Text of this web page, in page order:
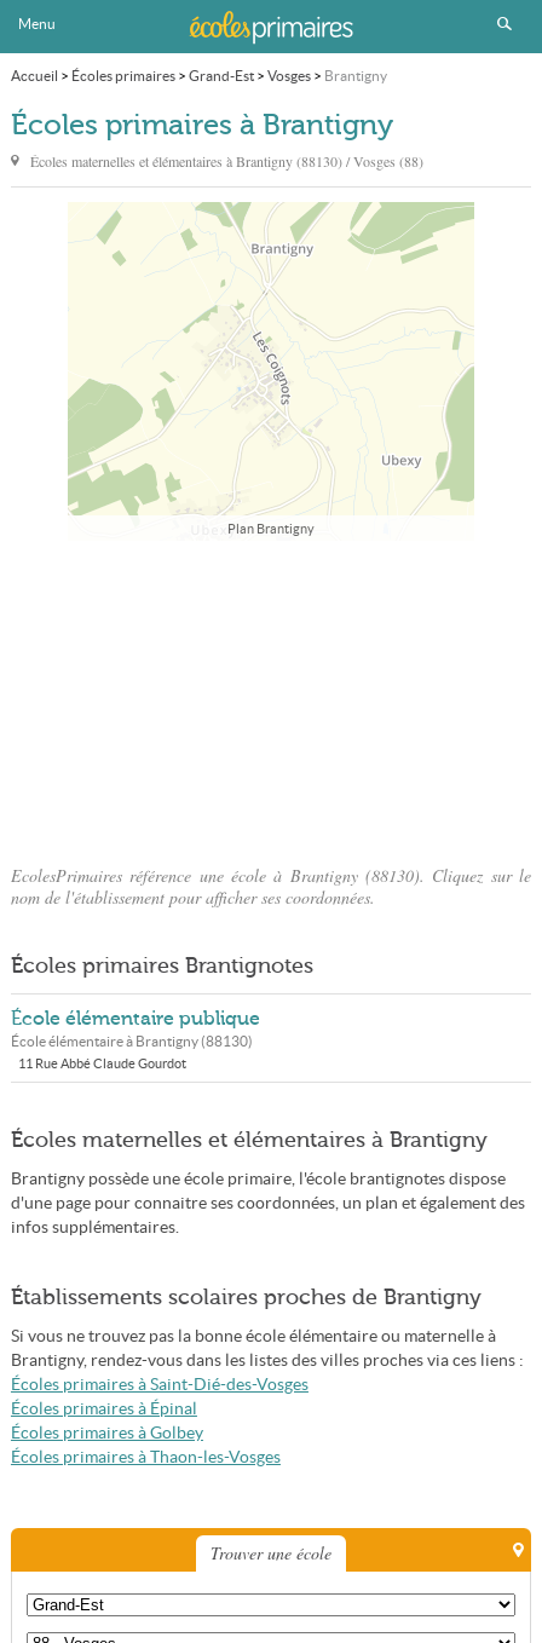
Menu
Accueil > Écoles primaires> Grand-Est> Vosges> Brantigny
Écoles primaires à Brantigny
Écoles maternelles et élémentaires àBrantigny(88130) / Vosges (88)
Plan Brantigny
EcolesPrimaires référence une école à Brantigny (88130). Cliquez sur le
nom de l'établissement pour afficher ses coordonnées.
Écoles primaires Brantignotes
École élémentaire publique
École élémentaire à Brantigny(88130)
11 Rue Abbé Claude Gourdot
Écoles maternelles et élémentaires à Brantigny
Brantigny possède une école primaire, l'école brantignotes dispose
d'une page pour connaitre ses coordonnées, un plan et également des
infos supplémentaires.
Établissements scolaires proches de Brantigny
Si vous ne trouvez pas la bonne école élémentaire ou maternelle à
Brantigny, rendez-vous dans les listes des villes proches via ces liens :
Écoles primaires à Saint-Dié-des-Vosges
Écoles primaires à Épinal
Écoles primaires à Golbey
Écoles primaires à Thaon-les-Vosges
Trouver une école